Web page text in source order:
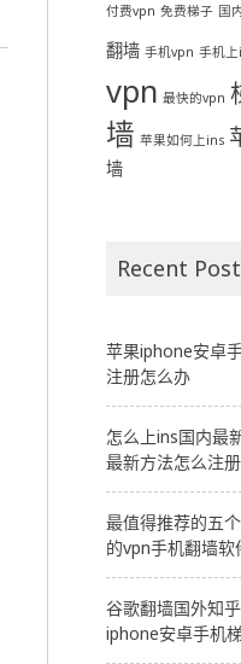
付费vpn 免费梯子 国
翻墙 手机vpn 手机
vpn 最快的vpn
墙 苹果如何上ins
墙
Recent
苹果iphone安卓
注册怎么办
怎么上ins国内最
最新方法怎么注
最值得推荐的五
的vpn手机翻墙软
谷歌翻墙国外知
iphone安卓手机